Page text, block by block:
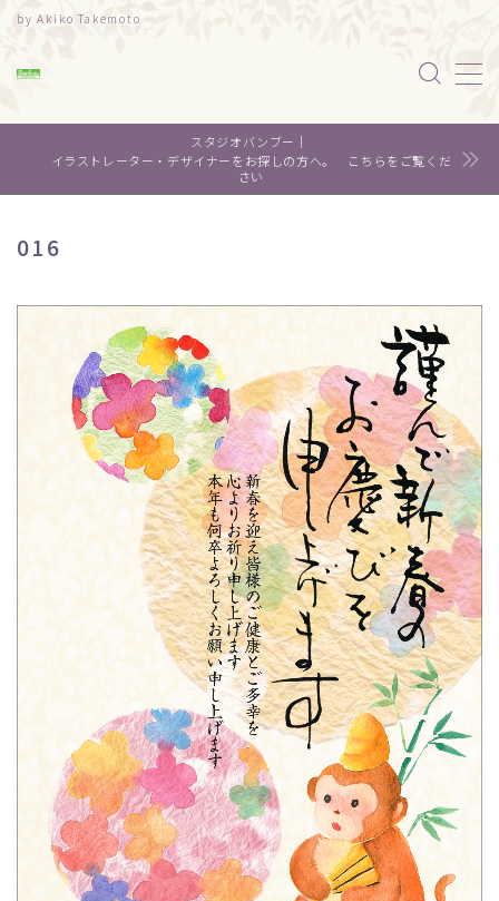
by Akiko Takemoto
MENU
水彩｜食べ物
About me
Contact
スタジオバンブー｜
イラストレーター・デザイナーをお探しの方へ。 こちらをご覧くだ
さい
016